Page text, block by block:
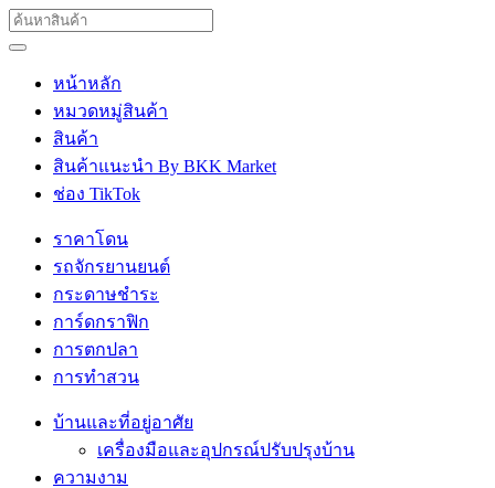
หน้าหลัก
หมวดหมู่สินค้า
สินค้า
สินค้าแนะนำ By BKK Market
ช่อง TikTok
ราคาโดน
รถจักรยานยนต์
กระดาษชำระ
การ์ดกราฟิก
การตกปลา
การทำสวน
บ้านและที่อยู่อาศัย
เครื่องมือและอุปกรณ์ปรับปรุงบ้าน
ความงาม